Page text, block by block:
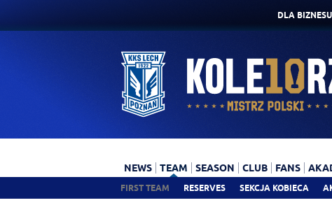
DLA BIZNESU
NEWS TEAM
FIRST TEAM RESERVES SEKCJA KOBIECA
SEASON CLUB FANS